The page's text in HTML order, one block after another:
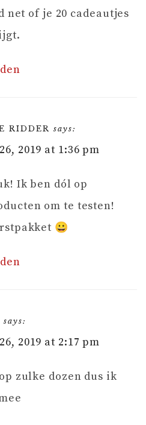
net of je 20 cadeautjes
RIDDER says:
2019 at 1:36 pm
Ik ben dól op
om te testen!
😀
says:
2019 at 2:17 pm
zulke dozen dus ik